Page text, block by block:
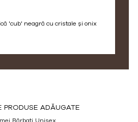
'cub' neagră cu cristale și onix
PRODUSE ADĂUGATE
Bărbați Unisex